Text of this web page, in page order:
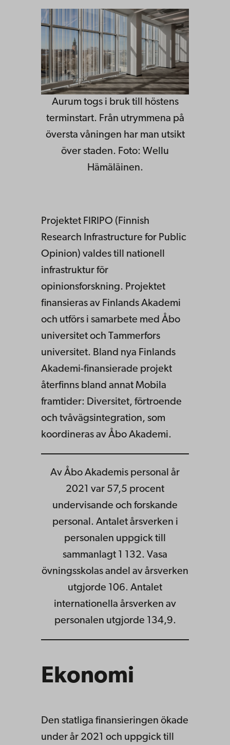
Aurum togs i bruk till höstens
terminstart. Från utrymmena på
översta våningen har man utsikt
över staden. Foto: Wellu
Hämäläinen.
Projektet FIRIPO (Finnish
Research Infrastructure for Public
Opinion) valdes till nationell
infrastruktur för
opinionsforskning. Projektet
finansieras av Finlands Akademi
och utförs i samarbete med Åbo
universitet och Tammerfors
universitet. Bland nya Finlands
Akademi-finansierade projekt
återfinns bland annat Mobila
framtider: Diversitet, förtroende
och tvåvägsintegration, som
koordineras av Åbo Akademi.
Av Åbo Akademis personal år
2021 var 57,5 procent
undervisande och forskande
personal. Antalet årsverken i
personalen uppgick till
sammanlagt 1 132. Vasa
övningsskolas andel av årsverken
utgjorde 106. Antalet
internationella årsverken av
personalen utgjorde 134,9.
Ekonomi
Den statliga finansieringen ökade
under år 2021 och uppgick till